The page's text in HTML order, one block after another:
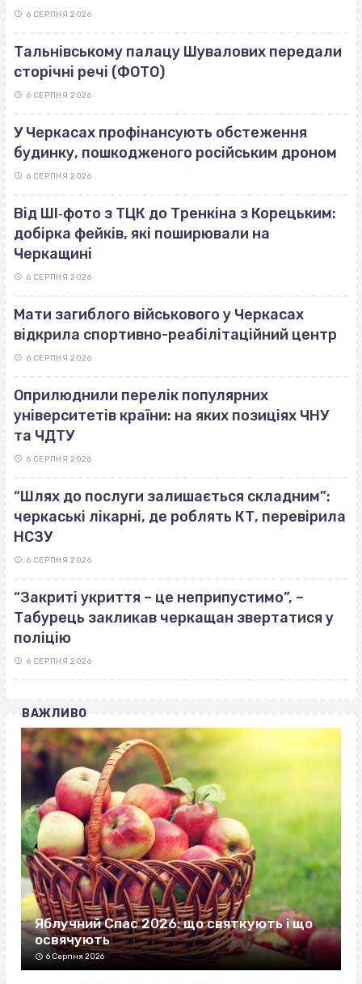
6 СЕРПНЯ 2026
Тальнівському палацу Шувалових передали
сторічні речі (ФОТО)
6 СЕРПНЯ 2026
У Черкасах профінансують обстеження
будинку, пошкодженого російським дроном
6 СЕРПНЯ 2026
Від ШІ‐фото з ТЦК до Тренкіна з Корецьким:
добірка фейків, які поширювали на
Черкащині
6 СЕРПНЯ 2026
Мати загиблого військового у Черкасах
відкрила спортивно-реабілітаційний центр
6 СЕРПНЯ 2026
Оприлюднили перелік популярних
університетів країни: на яких позиціях ЧНУ
та ЧДТУ
6 СЕРПНЯ 2026
“Шлях до послуги залишається складним”:
черкаські лікарні, де роблять КТ, перевірила
НСЗУ
6 СЕРПНЯ 2026
“Закриті укриття – це неприпустимо”, –
Табурець закликав черкащан звертатися у
поліцію
6 СЕРПНЯ 2026
ВАЖЛИВО
Яблучний Спас 2026: що святкують і що
освячують
6 Серпня 2026